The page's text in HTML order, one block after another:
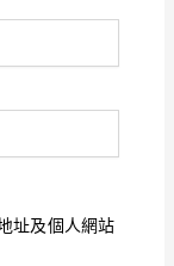
址及個人網站